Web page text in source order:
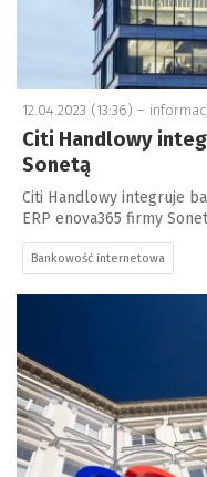
12.04.2023 (13:36) –
Citi Handlowy
Sonetą
Citi Handlowy integruje
ERP enova365 firmy
Bankowość internetowa
a